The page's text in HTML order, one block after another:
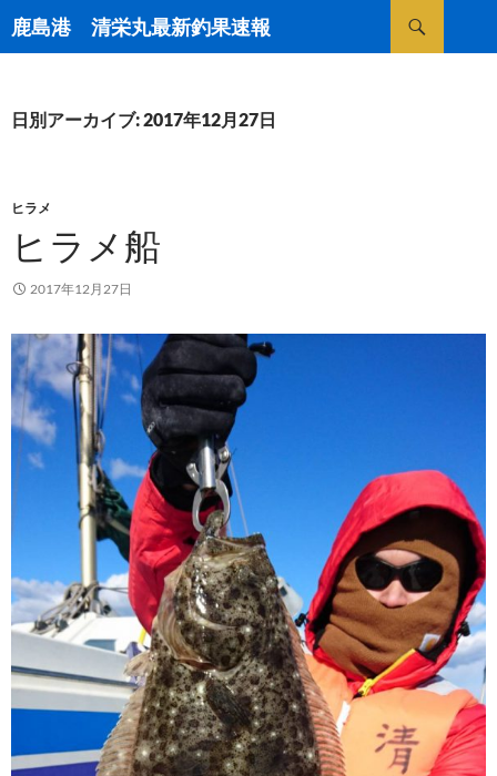
鹿島港 清栄丸最新釣果速報
検
索
ン
キ
ッ
プ
日別アーカイブ: 2017年12月27日
ヒラメ
ヒラメ船
2017年12月27日